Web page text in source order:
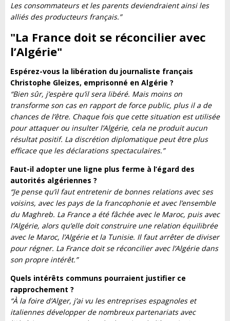
Les consommateurs et les parents deviendraient ainsi les
alliés des producteurs français.”
"La France doit se réconcilier avec
l’Algérie"
Espérez-vous la libération du journaliste français
Christophe Gleizes, emprisonné en Algérie ?
“Bien sûr, j’espère qu’il sera libéré. Mais moins on
transforme son cas en rapport de force public, plus il a de
chances de l’être. Chaque fois que cette situation est utilisée
pour attaquer ou insulter l’Algérie, cela ne produit aucun
résultat positif. La discrétion diplomatique peut être plus
efficace que les déclarations spectaculaires.”
Faut-il adopter une ligne plus ferme à l’égard des
autorités algériennes ?
“Je pense qu’il faut entretenir de bonnes relations avec ses
voisins, avec les pays de la francophonie et avec l’ensemble
du Maghreb. La France a été fâchée avec le Maroc, puis avec
l’Algérie, alors qu’elle doit construire une relation équilibrée
avec le Maroc, l’Algérie et la Tunisie. Il faut arrêter de diviser
pour régner. La France doit se réconcilier avec l’Algérie dans
son propre intérêt.”
Quels intérêts communs pourraient justifier ce
rapprochement ?
“À la foire d’Alger, j’ai vu les entreprises espagnoles et
italiennes développer de nombreux partenariats avec